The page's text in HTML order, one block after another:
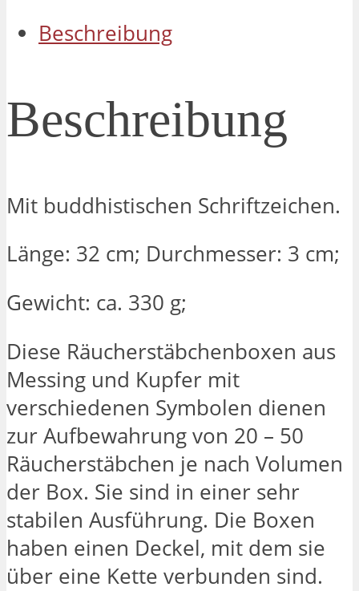
Beschreibung
Beschreibung
Mit buddhistischen Schriftzeichen.
Länge: 32 cm; Durchmesser: 3 cm;
Gewicht: ca. 330 g;
Diese Räucherstäbchenboxen aus
Messing und Kupfer mit
verschiedenen Symbolen dienen
zur Aufbewahrung von 20 – 50
Räucherstäbchen je nach Volumen
der Box. Sie sind in einer sehr
stabilen Ausführung. Die Boxen
haben einen Deckel, mit dem sie
über eine Kette verbunden sind.